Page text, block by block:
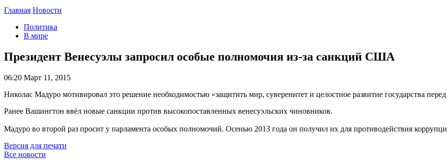
Главная Новости
Политика
В мире
Президент Венесуэлы запросил особые полномочия из-за санкций США
06:20 Март 11, 2015
Николас Мадуро мотивировал это решение необходимостью «защитить мир, суверенитет и целостное развитие государства
Ранее Вашингтон ввёл новые санкции против высокопоставленных венесуэльских чиновников.
Мадуро во второй раз просит у парламента особых полномочий. Осенью 2013 года он получил их для противодействия
Версия для печати
Все новости